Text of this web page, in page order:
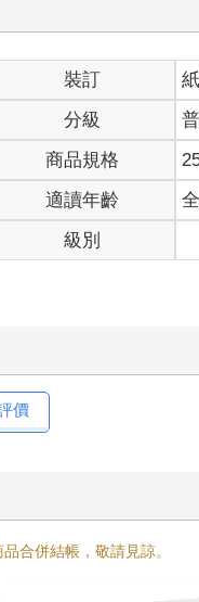
殿的活動招牌，就麻煩
」
啊？」
婚了，打算把她最大的
別國的，反正都有個××
定！
人家就快變成別人的老
裝訂
分級
商品規格
適讀年齡
級別
價
合併結帳，敬請見諒。